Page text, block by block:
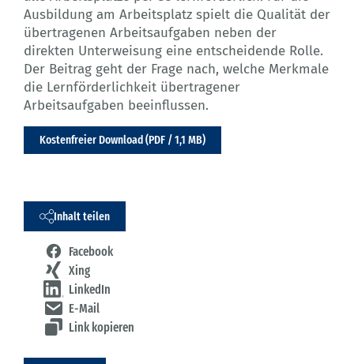
Ausbildung am Arbeitsplatz spielt die Qualität der
übertragenen Arbeitsaufgaben neben der
direkten Unterweisung eine entscheidende Rolle.
Der Beitrag geht der Frage nach, welche Merkmale
die Lernförderlichkeit übertragener
Arbeitsaufgaben beeinflussen.
Kostenfreier Download (PDF / 1,1 MB)
Inhalt teilen
Facebook
Xing
LinkedIn
E-Mail
Link kopieren